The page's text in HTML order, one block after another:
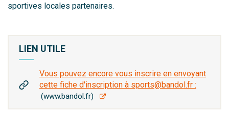
sportives locales partenaires.
LIEN UTILE
Vous pouvez encore vous inscrire en envoyant
cette fiche d'inscription à sports@bandol.fr :
www.bandol.fr